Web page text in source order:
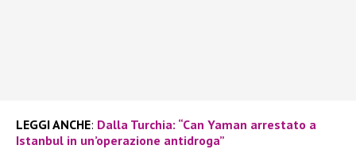
LEGGI ANCHE: Dalla Turchia: “Can Yaman arrestato a
Istanbul in un’operazione antidroga”